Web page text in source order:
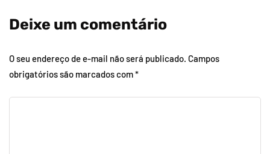
Deixe um comentário
O seu endereço de e-mail não será publicado. Campos
obrigatórios são marcados com*